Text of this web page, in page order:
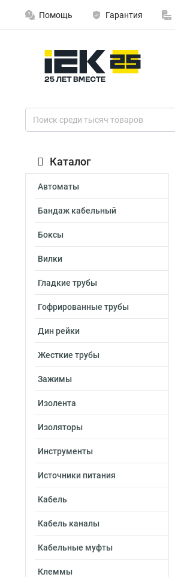
Помощь Гарантия
Каталог
Автоматы
Бандаж кабельный
Боксы
Вилки
Гладкие трубы
Гофрированные трубы
Дин рейки
Жесткие трубы
Зажимы
Изолента
Изоляторы
Инструменты
Источники питания
Кабель
Кабель каналы
Кабельные муфты
Клеммы